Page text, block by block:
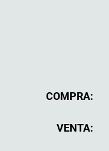
COMPRA:
VENTA: